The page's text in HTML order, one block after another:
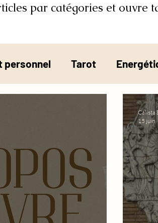
par catégories et ouvre
personnel Tarot
Calista
15 juin